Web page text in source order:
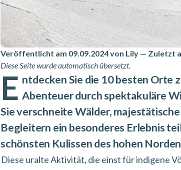
Veröffentlicht am 09.09.2024 von Lily — Zuletzt
Diese Seite wurde automatisch übersetzt.
E ntdecken Sie die 10 besten Orte
Abenteuer durch spektakuläre
Sie verschneite Wälder,
Begleitern ein besonderes Erlebnis
schönsten Kulissen des hohen
Diese uralte Aktivität, die einst für indigene